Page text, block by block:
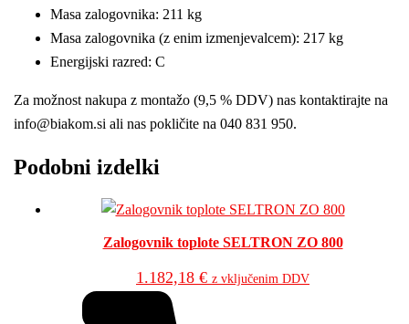
Masa zalogovnika: 211 kg
Masa zalogovnika (z enim izmenjevalcem): 217 kg
Energijski razred: C
Za možnost nakupa z montažo (9,5 % DDV) nas kontaktirajte na
info@biakom.si ali nas pokličite na 040 831 950.
Podobni izdelki
Zalogovnik toplote SELTRON ZO 800
1.182,18 € z vključenim DDV